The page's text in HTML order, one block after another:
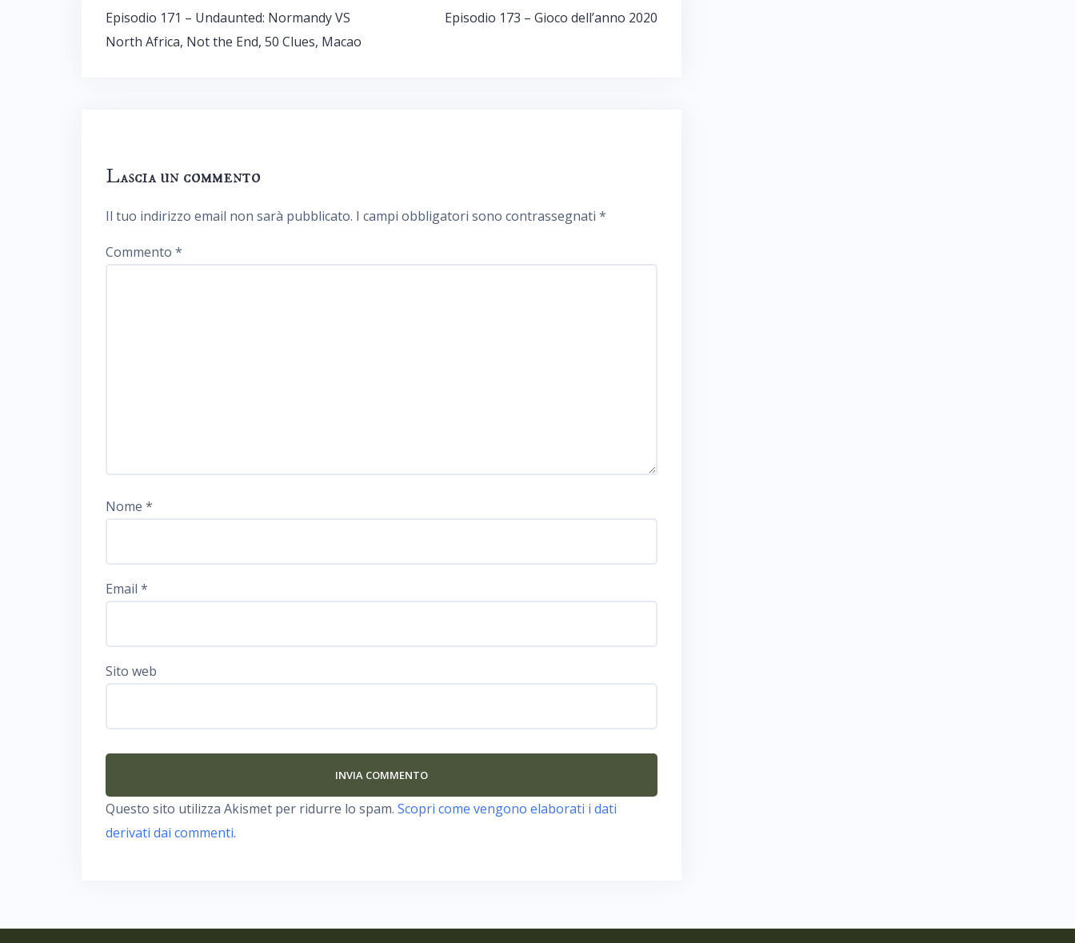
Navigazione
articoli
Episodio 171 – Undaunted: Normandy VS
North Africa, Not the End, 50 Clues, Macao
Episodio 173 – Gioco dell’anno 2020
Lascia un commento
Il tuo indirizzo email non sarà pubblicato. I campi obbligatori sono contrassegnati *
Commento *
Nome *
Email *
Sito web
Questo sito utilizza Akismet per ridurre lo spam. Scopri come vengono elaborati i dati
derivati dai commenti.